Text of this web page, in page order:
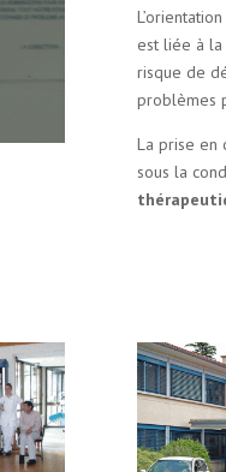
est liée à
risque de
problèmes
La prise en
sous la